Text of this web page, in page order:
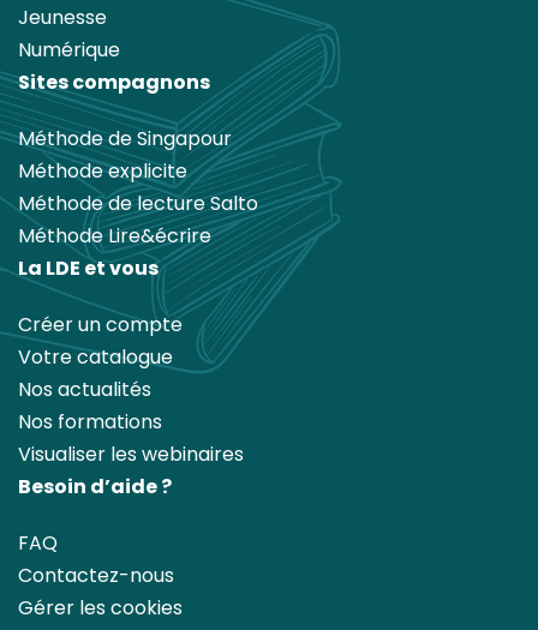
Jeunesse
Numérique
Sites compagnons
Méthode de Singapour
Méthode explicite
Méthode de lecture Salto
Méthode Lire&écrire
La LDE et vous
Créer un compte
Votre catalogue
Nos actualités
Nos formations
Visualiser les webinaires
Besoin d’aide ?
FAQ
Contactez-nous
Gérer les cookies